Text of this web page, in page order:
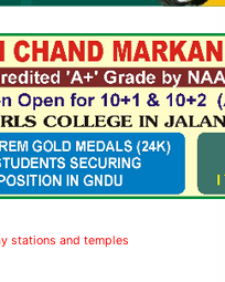
stations and temples